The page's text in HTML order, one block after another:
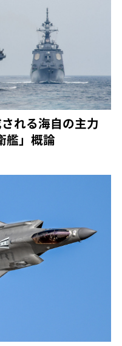
れる海自の主力
」概論